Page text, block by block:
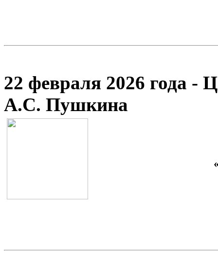
22 февраля 2026 года -
А.С. Пушкина